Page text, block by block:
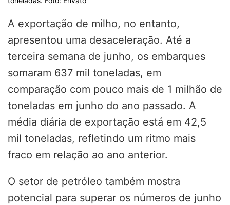
A exportação de milho, no entanto,
apresentou uma desaceleração. Até a
terceira semana de junho, os embarques
somaram 637 mil toneladas, em
comparação com pouco mais de 1 milhão de
toneladas em junho do ano passado. A
média diária de exportação está em 42,5
mil toneladas, refletindo um ritmo mais
fraco em relação ao ano anterior.
O setor de petróleo também mostra
potencial para superar os números de junho